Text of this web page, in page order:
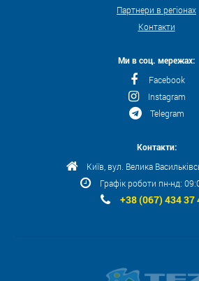
Партнери в регіонах
Контакти
Ми в соц. мережах:
Facebook
Instagram
Telegram
Контакти:
Київ, вул. Велика
Графік роботи пн-нд:
+38 (067) 434 37